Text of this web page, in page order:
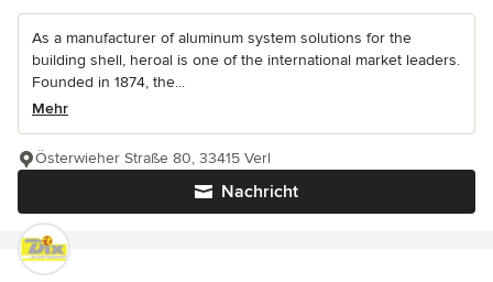
As a manufacturer of aluminum system solutions for the
building shell, heroal is one of the international market leaders.
Founded in 1874, the...
Mehr
Nachricht
Österwieher Straße 80, 33415 Verl